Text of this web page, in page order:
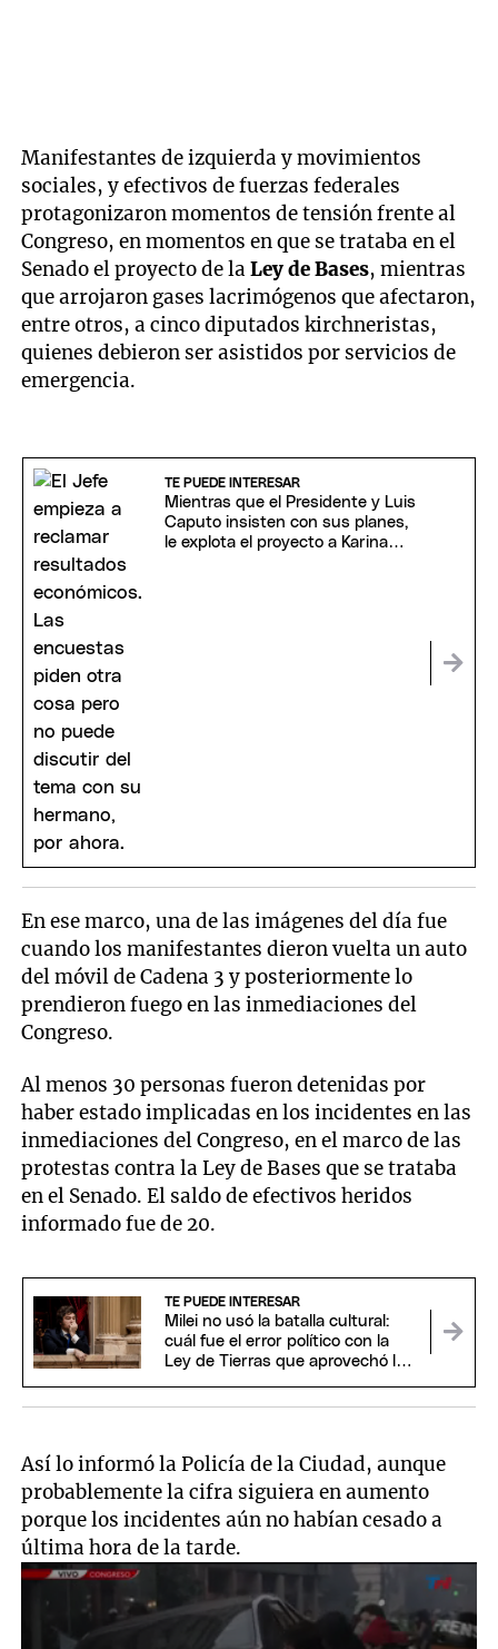
Manifestantes de izquierda y movimientos
sociales, y efectivos de fuerzas federales
protagonizaron momentos de tensión frente al
Congreso, en momentos en que se trataba en el
Senado el proyecto de laLey de Bases, mientras
que arrojaron gases lacrimógenos que afectaron,
entre otros, a cinco diputados kirchneristas,
quienes debieron ser asistidos por servicios de
emergencia.
TE PUEDE INTERESAR
Mientras que el Presidente y Luis
Caputo insisten con sus planes,
le explota el proyecto a Karina
En ese marco, una de las imágenes del día fue
cuando los manifestantes dieron vuelta un auto
del móvil de Cadena 3 y posteriormente lo
prendieron fuego en las inmediaciones del
Congreso.
Al menos 30 personas fueron detenidas por
haber estado implicadas en los incidentes en las
inmediaciones del Congreso, en el marco de las
protestas contra la Ley de Bases que se trataba
en el Senado. El saldo de efectivos heridos
informado fue de 20.
TE PUEDE INTERESAR
Milei no usó la batalla cultural:
cuál fue el error político con la
Ley de Tierras que aprovechó la
Así lo informó la Policía de la Ciudad, aunque
probablemente la cifra siguiera en aumento
porque los incidentes aún no habían cesado a
última hora de la tarde.